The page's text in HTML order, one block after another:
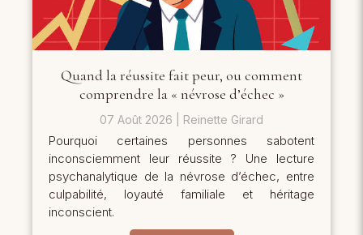
Quand la réussite fait peur, ou comment
comprendre la « névrose d’échec »
07 Août 2026 Reinette Girard
Pourquoi certaines personnes sabotent
inconsciemment leur réussite ? Une lecture
psychanalytique de la névrose d’échec, entre
culpabilité, loyauté familiale et héritage
inconscient.